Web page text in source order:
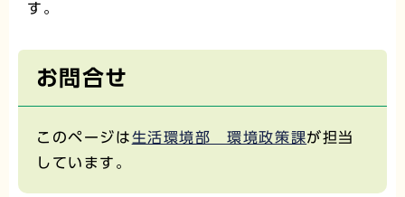
す。
お問合せ
このページは生活環境部 環境政策課が担当
しています。